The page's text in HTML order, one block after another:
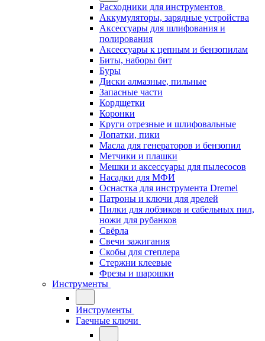
Расходники для инструментов
Аккумуляторы, зарядные устройства
Аксессуары для шлифования и
полирования
Аксессуары к цепным и бензопилам
Биты, наборы бит
Буры
Диски алмазные, пильные
Запасные части
Кордщетки
Коронки
Круги отрезные и шлифовальные
Лопатки, пики
Масла для генераторов и бензопил
Метчики и плашки
Мешки и аксессуары для пылесосов
Насадки для МФИ
Оснастка для инструмента Dremel
Патроны и ключи для дрелей
Пилки для лобзиков и сабельных пил,
ножи для рубанков
Свёрла
Свечи зажигания
Скобы для степлера
Стержни клеевые
Фрезы и шарошки
Инструменты
Инструменты
Гаечные ключи